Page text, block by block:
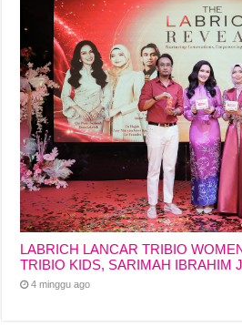
LABRICH LANCAR TRIBIO
TRIBIO KIDS, SARIMAH IBRAHIM
4 minggu ago